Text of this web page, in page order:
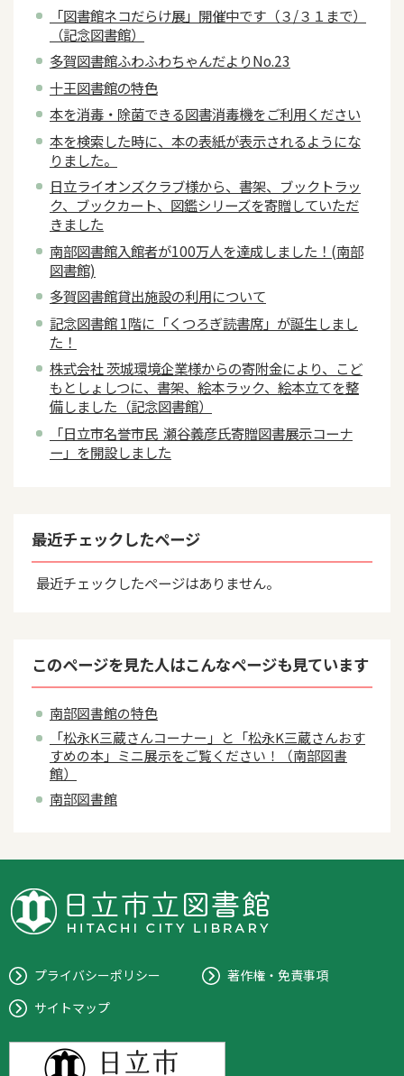
「図書館ネコだらけ展」開催中です（３/３１まで）
（記念図書館）
多賀図書館ふわふわちゃんだよりNo.23
十王図書館の特色
本を消毒・除菌できる図書消毒機をご利用ください
本を検索した時に、本の表紙が表示されるようにな
りました。
日立ライオンズクラブ様から、書架、ブックトラッ
ク、ブックカート、図鑑シリーズを寄贈していただ
きました
南部図書館入館者が100万人を達成しました！(南部
図書館)
多賀図書館貸出施設の利用について
記念図書館 1階に「くつろぎ読書席」が誕生しまし
た！
株式会社 茨城環境企業様からの寄附金により、こど
もとしょしつに、書架、絵本ラック、絵本立てを整
備しました（記念図書館）
「日立市名誉市民 瀬谷義彦氏寄贈図書展示コーナ
ー」を開設しました
最近チェックしたページ
最近チェックしたページはありません。
このページを見た人はこんなページも見ています
南部図書館の特色
「松永K三蔵さんコーナー」と「松永K三蔵さんおす
すめの本」ミニ展示をご覧ください！（南部図書
館）
南部図書館
プライバシーポリシー
著作権・免責事項
サイトマップ